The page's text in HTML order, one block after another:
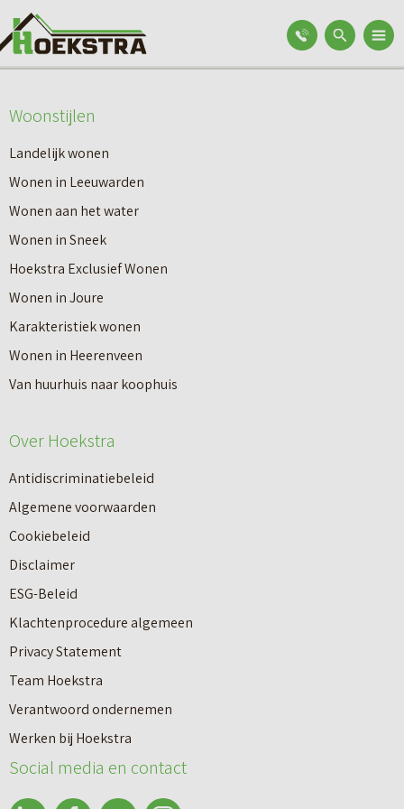
Nieuwbouw
Woonstijlen
Landelijk wonen
Wonen in Leeuwarden
Wonen aan het water
Wonen in Sneek
Hoekstra Exclusief Wonen
Wonen in Joure
Karakteristiek wonen
Wonen in Heerenveen
Van huurhuis naar koophuis
Over Hoekstra
Antidiscriminatiebeleid
Algemene voorwaarden
Cookiebeleid
Disclaimer
ESG-Beleid
Klachtenprocedure algemeen
Privacy Statement
Team Hoekstra
Verantwoord ondernemen
Werken bij Hoekstra
Social media en contact